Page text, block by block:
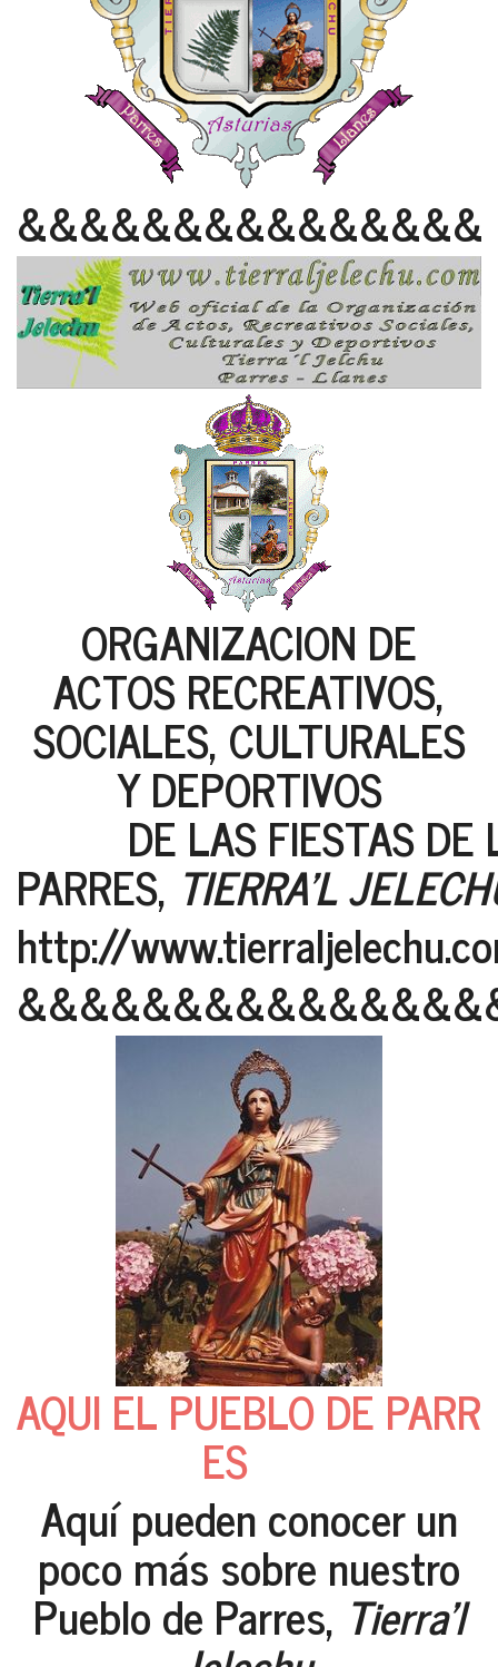
&&&&&&&&&&&&&&&
ORGANIZACION DE
ACTOS RECREATIVOS,
SOCIALES, CULTURALES
Y DEPORTIVOS
DE LAS FIESTAS DE
PARRES, TIERRA'L
http://
AQUI EL PUEBLO DE PARR
ES
Aquí pueden conocer un
poco más sobre nuestro
Pueblo de Parres, Tierra'l